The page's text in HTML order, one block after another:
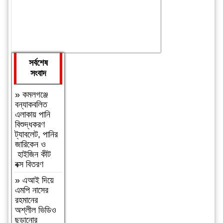
সর্বশেষ
সংবাদ
»কমলগঞ্জে
বন্যাকবলিত
এলাকায় পানি
বিশুদ্ধকরণ
ট্যাবলেট, পানির
জারিকেন ও
হাইজিন কীট
বক্স বিতরণ
»এআই দিয়ে
এমপি নাসের
রহমানের
অশ্লীল ভিডিও
ছড়ানোর